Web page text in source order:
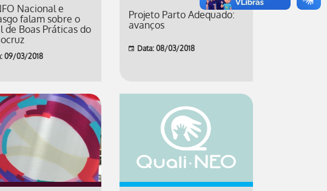
Nacional e
falam sobre o
de Boas Práticas do
09/03/2018
Projeto Parto Adequado:
avanços
Data: 08/03/2018